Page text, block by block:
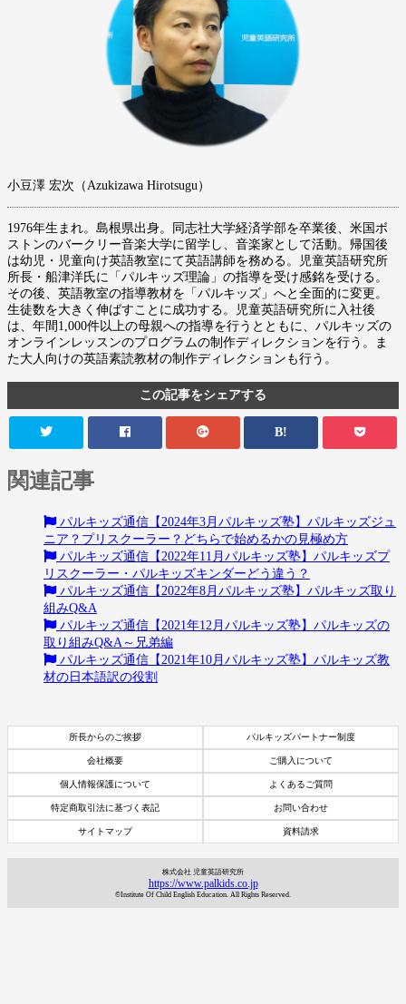
小豆澤 宏次（Azukizawa Hirotsugu）
1976年生まれ。島根県出身。同志社大学経済学部を卒業後、米国ボ
ストンのバークリー音楽大学に留学し、音楽家として活動。帰国後
は幼児・児童向け英語教室にて英語講師を務める。児童英語研究所
所長・船津洋氏に「パルキッズ理論」の指導を受け感銘を受ける。
その後、英語教室の指導教材を「パルキッズ」へと全面的に変更。
生徒数を大きく伸ばすことに成功する。児童英語研究所に入社後
は、年間1,000件以上の母親への指導を行うとともに、パルキッズの
オンラインレッスンのプログラムの制作ディレクションを行う。ま
た大人向けの英語素読教材の制作ディレクションも行う。
この記事をシェアする
B!
関連記事
パルキッズ通信【2024年3月パルキッズ塾】パルキッズジュ
ニア？プリスクーラー？どちらで始めるかの見極め方
パルキッズ通信【2022年11月パルキッズ塾】パルキッズプ
リスクーラー・パルキッズキンダーどう違う？
パルキッズ通信【2022年8月パルキッズ塾】パルキッズ取り
組みQ&A
パルキッズ通信【2021年12月パルキッズ塾】パルキッズの
取り組みQ&A～兄弟編
パルキッズ通信【2021年10月パルキッズ塾】パルキッズ教
材の日本語訳の役割
所長からのご挨拶 パルキッズパートナー制度
会社概要 ご購入について
個人情報保護について よくあるご質問
特定商取引法に基づく表記 お問い合わせ
サイトマップ 資料請求
株式会社 児童英語研究所
https://www.palkids.co.jp
©Institute Of Child English Education. All Rights Reserved.